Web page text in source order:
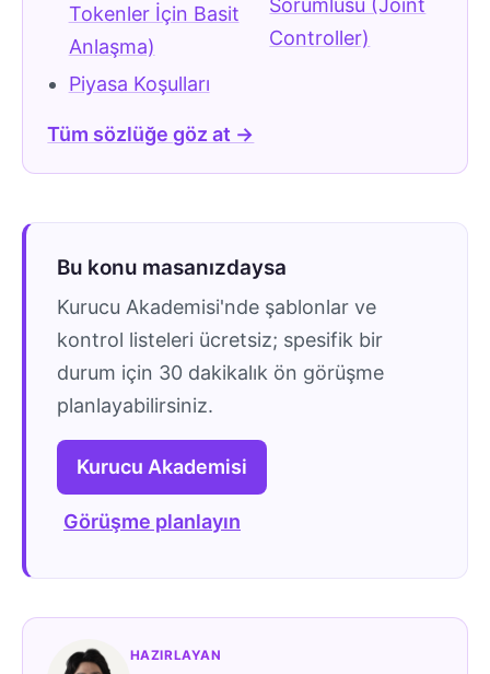
Tokenler İçin Basit
Anlaşma)
Piyasa Koşulları
Sorumlusu (Joint
Controller)
Tüm sözlüğe göz at →
Bu konu masanızdaysa
Kurucu Akademisi'nde şablonlar ve
kontrol listeleri ücretsiz; spesifik bir
durum için 30 dakikalık ön görüşme
planlayabilirsiniz.
Kurucu Akademisi
Görüşme planlayın
HAZIRLAYAN